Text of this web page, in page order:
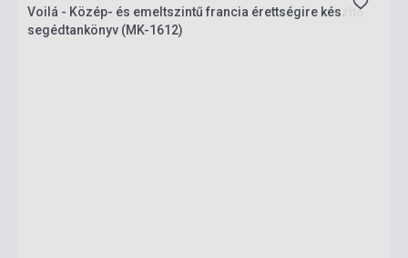
Voilá - Közép- és emeltszintű francia érettségire készítő
segédtankönyv (MK-1612)